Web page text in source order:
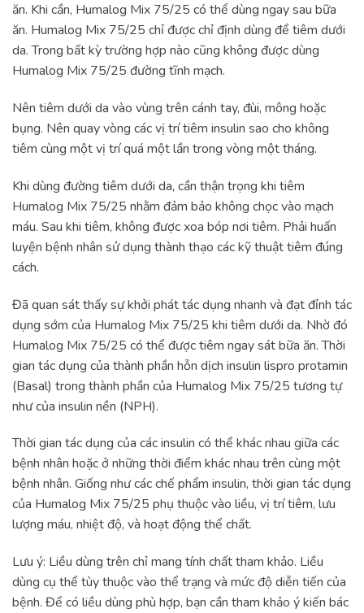
ăn. Khi cần, Humalog Mix 75/25 có thể dùng ngay sau bữa
ăn. Humalog Mix 75/25 chỉ được chỉ định dùng để tiêm dưới
da. Trong bất kỳ trường hợp nào cũng không được dùng
Humalog Mix 75/25 đường tĩnh mạch.
Nên tiêm dưới da vào vùng trên cánh tay, đùi, mông hoặc
bụng. Nên quay vòng các vị trí tiêm insulin sao cho không
tiêm cùng một vị trí quá một lần trong vòng một tháng.
Khi dùng đường tiêm dưới da, cần thận trọng khi tiêm
Humalog Mix 75/25 nhằm đảm bảo không chọc vào mạch
máu. Sau khi tiêm, không được xoa bóp nơi tiêm. Phải huấn
luyện bệnh nhân sử dụng thành thạo các kỹ thuật tiêm đúng
cách.
Đã quan sát thấy sự khởi phát tác dụng nhanh và đạt đỉnh tác
dụng sớm của Humalog Mix 75/25 khi tiêm dưới da. Nhờ đó
Humalog Mix 75/25 có thể được tiêm ngay sát bữa ăn. Thời
gian tác dụng của thành phần hỗn dịch insulin lispro protamin
(Basal) trong thành phần của Humalog Mix 75/25 tương tự
như của insulin nền (NPH).
Thời gian tác dụng của các insulin có thể khác nhau giữa các
bệnh nhân hoặc ở những thời điểm khác nhau trên cùng một
bệnh nhân. Giống như các chế phẩm insulin, thời gian tác dụng
của Humalog Mix 75/25 phụ thuộc vào liều, vị trí tiêm, lưu
lượng máu, nhiệt độ, và hoạt động thể chất.
Lưu ý: Liều dùng trên chỉ mang tính chất tham khảo. Liều
dùng cụ thể tùy thuộc vào thể trạng và mức độ diễn tiến của
bệnh. Để có liều dùng phù hợp, bạn cần tham khảo ý kiến bác